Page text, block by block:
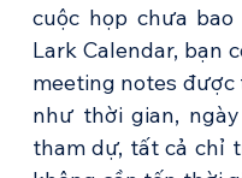
cuộc họp chưa
Lark Calendar, bạn
meeting notes
như thời gian,
tham dự, tất cả chỉ